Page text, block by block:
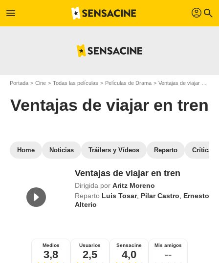
menu profil search
Portada Cine Todas las películas Películas de Drama Ventajas de viajar en tren
Ventajas de viajar en tren
Home Noticias Tráilers y Vídeos Reparto Críticas
Ventajas de viajar en tren
Dirigida por Aritz Moreno
Reparto Luis Tosar, Pilar Castro
Ernesto
Alterio
Medios
3,8
Usuarios
2,5
Sensacine
4,0
Mis amigos
--